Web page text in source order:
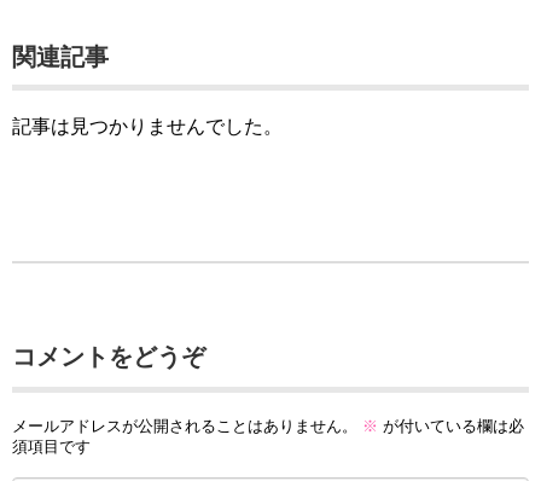
関連記事
記事は見つかりませんでした。
コメントをどうぞ
メールアドレスが公開されることはありません。 ※ が付いている欄は必
須項目です